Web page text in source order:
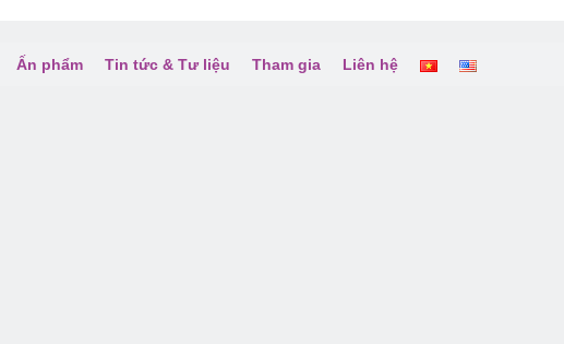
Ấn phẩm Tin tức & Tư liệu Tham gia Liên hệ